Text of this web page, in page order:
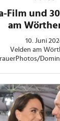
Film und
am
10. Juni
Velden am